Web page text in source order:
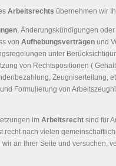
Arbeitsrechts übernehmen wir
, Änderungskündigungen
von Aufhebungsverträgen und
unter
von Rechtspositionen (
Zeugniserteilung,
Formulierung von
im Arbeitsrecht sind für
recht nach vielen
wir an Ihrer Seite und versuchen,